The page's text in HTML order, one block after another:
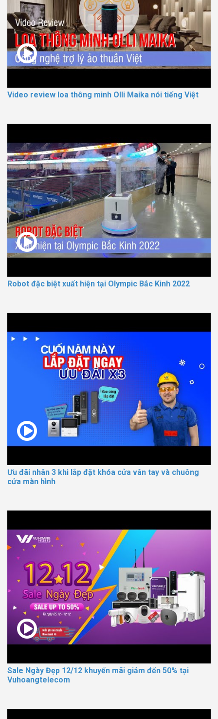
Video review loa thông minh Olli Maika nói tiếng Việt
Robot đặc biệt xuất hiện tại Olympic Bắc Kinh 2022
Ưu đãi nhân 3 khi lắp đặt khóa cửa vân tay và chuông
cửa màn hình
Sale Ngày Đẹp 12/12 khuyến mãi giảm đến 50% tại
Vuhoangtelecom